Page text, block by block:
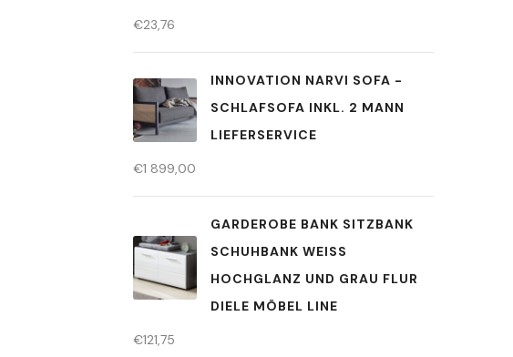
€23,76
INNOVATION NARVI SOFA -
SCHLAFSOFA INKL. 2 MANN
LIEFERSERVICE
€1 899,00
GARDEROBE BANK SITZBANK
SCHUHBANK WEISS H
OCHGLANZ UND GRAU FLUR D
IELE MÖBEL LINE
€121,75